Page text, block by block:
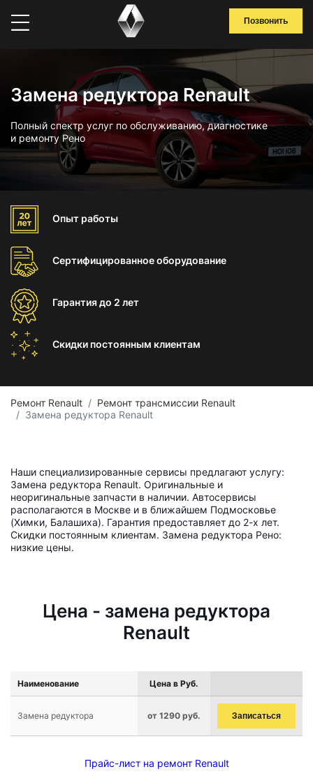
Позвонить
Замена редуктора Renault
Полный спектр услуг по обслуживанию, диагностике
и ремонту Рено
Опыт работы
Сертифицированноеоборудование
Гарантиядо 2 лет
Скидки постоянным клиентам
Ремонт Renault
Ремонт трансмиссии Renault
Замена редуктора Renault
Наши специализированные сервисы предлагают услугу:
Замена редуктора Renault. Оригинальные и
неоригинальные запчасти в наличии. Автосервисы
располагаются в Москве и в ближайшем Подмосковье
(Химки, Балашиха). Гарантия предоставляет до 2-х лет.
Скидки постоянным клиентам. Замена редуктора Рено:
низкие цены.
Цена - замена редуктора
Renault
Наименование Цена в Руб.
Замена редуктора от 1290 руб. Записаться
Прайс-лист на ремонт Renault